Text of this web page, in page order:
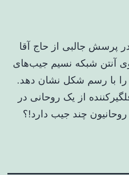
پرسش جالبی از حاج آقا
آنتن شبکه نسیم جیب‌های
را با رسم شکل نشان دهد.